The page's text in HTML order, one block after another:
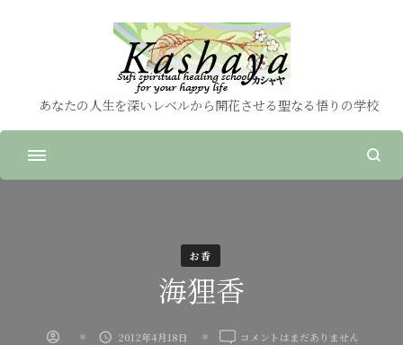
あなたの人生を深いレベルから開花させる聖なる悟りの学校
お香
海狸香
2012年4月18日
海
コメントはまだありません